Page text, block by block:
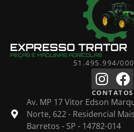
EXPRESSO TRATOR
PEÇAS E MÁQUINAS AGRÍCOLAS
51.495.994/
CONTATOS
Av. MP 17 Vitor Edson
Norte, 622 - Residencial
Barretos - SP - 14782-014